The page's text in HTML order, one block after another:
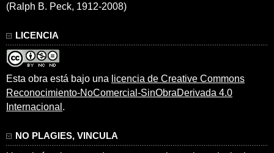
(Ralph B. Peck, 1912-2008)
LICENCIA
Esta obra está bajo una licencia de Creative Commons
Reconocimiento-NoComercial-SinObraDerivada 4.0
Internacional .
NO PLAGIES, VINCULA